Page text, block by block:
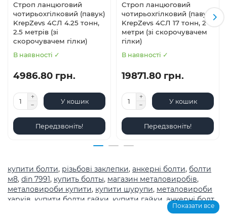
Строп ланцюговий
чотирьохгілковий (павук)
KrepZevs 4СЛ 4.25 тонн,
2.5 метрів (зі
скорочувачем гілки)
В наявності ✓
4986.80 грн.
У кошик
Передзвоніть!
Строп ланцюговий
чотирьохгілковий (павук)
KrepZevs 4СЛ 17 тонн, 2
метри (зі скорочувачем
гілки)
В наявності ✓
19871.80 грн.
У кошик
Передзвоніть!
купити болти, різьбові заклепки, анкерні болти, болти
м8, din 7991, купить болты, магазин металовиробів,
металовироби купити, купити шурупи, металовироби
харків купити болти гайки купити гайки анкерні болт,
метричне різьблення з великимПоказати все